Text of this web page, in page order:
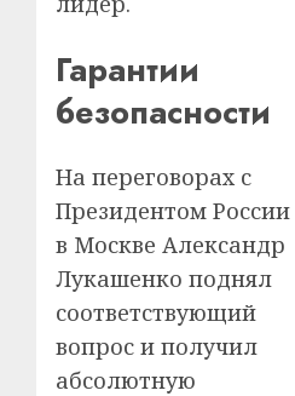
Гарантии
безопасности
На переговорах с
Президентом России
в Москве Александр
Лукашенко поднял
соответствующий
вопрос и получил
абсолютную